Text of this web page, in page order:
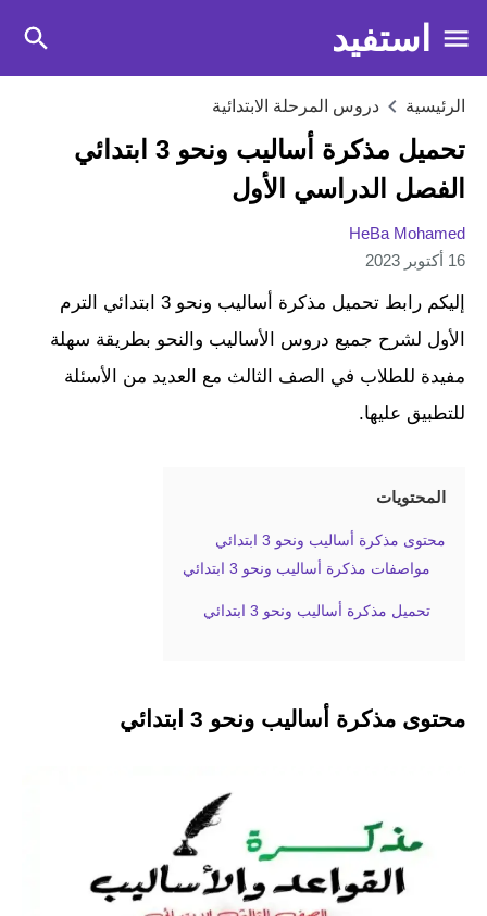
استفيد
الرئيسية دروس المرحلة الابتدائية
تحميل مذكرة أساليب ونحو 3 ابتدائي
الفصل الدراسي الأول
HeBa Mohamed
16 أكتوبر 2023
إليكم رابط تحميل مذكرة أساليب ونحو 3 ابتدائي الترم
الأول لشرح جميع دروس الأساليب والنحو بطريقة سهلة
مفيدة للطلاب في الصف الثالث مع العديد من الأسئلة
للتطبيق عليها.
المحتويات
محتوى مذكرة أساليب ونحو 3 ابتدائي
مواصفات مذكرة أساليب ونحو 3 ابتدائي
تحميل مذكرة أساليب ونحو 3 ابتدائي
محتوى مذكرة أساليب ونحو 3 ابتدائي